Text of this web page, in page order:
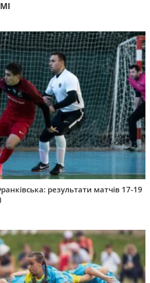
результати матчів 17-19